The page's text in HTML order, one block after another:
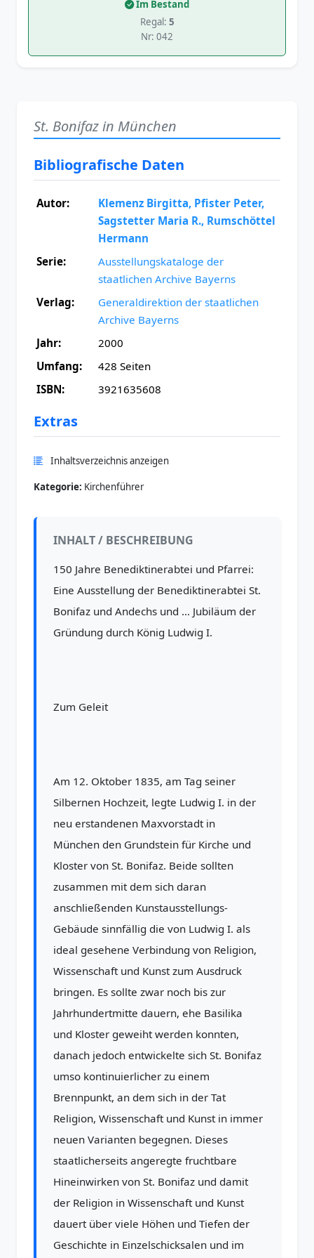
Im Bestand
Regal: 5
Nr: 042
St. Bonifaz in München
Bibliografische Daten
Autor:
Klemenz Birgitta, Pfister Peter,
Sagstetter Maria R., Rumschöttel
Hermann
Serie:
Ausstellungskataloge der
staatlichen Archive Bayerns
Verlag:
Generaldirektion der staatlichen
Archive Bayerns
Jahr:
2000
Umfang:
428 Seiten
ISBN:
3921635608
Extras
Inhaltsverzeichnis anzeigen
Kategorie: Kirchenführer
INHALT / BESCHREIBUNG
150 Jahre Benediktinerabtei und Pfarrei:
Eine Ausstellung der Benediktinerabtei St.
Bonifaz und Andechs und ... Jubiläum der
Gründung durch König Ludwig I.
Zum Geleit
Am 12. Oktober 1835, am Tag seiner
Silbernen Hochzeit, legte Ludwig I. in der
neu erstandenen Maxvorstadt in
München den Grundstein für Kirche und
Kloster von St. Bonifaz. Beide sollten
zusammen mit dem sich daran
anschließenden Kunstausstellungs-
Gebäude sinnfällig die von Ludwig I. als
ideal gesehene Verbindung von Religion,
Wissenschaft und Kunst zum Ausdruck
bringen. Es sollte zwar noch bis zur
Jahrhundertmitte dauern, ehe Basilika
und Kloster geweiht werden konnten,
danach jedoch entwickelte sich St. Bonifaz
umso kontinuierlicher zu einem
Brennpunkt, an dem sich in der Tat
Religion, Wissenschaft und Kunst in immer
neuen Varianten begegnen. Dieses
staatlicherseits angeregte fruchtbare
Hineinwirken von St. Bonifaz und damit
der Religion in Wissenschaft und Kunst
dauert über viele Höhen und Tiefen der
Geschichte in Einzelschicksalen und im